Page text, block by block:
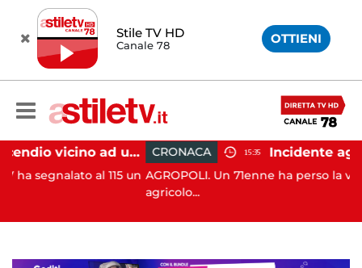
Stile TV HD
Canale 78 OTTIENI
Salerno, incendio vicino ad un traliccio: tempestivi i soccorsi
al 115 un
CRONACA 15:35
AGROPOLI. Un 71enne ha perso la vita in un